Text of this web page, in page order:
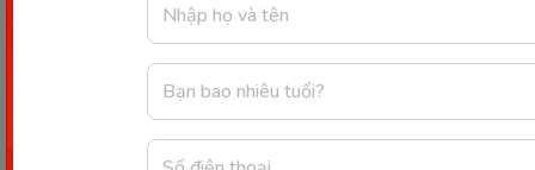
Ứng dụng của chùm sáng hội tụ: chùm sáng đi
song song đi qua gương cầu lõm thì chùm
phản xạ là chùm hội tụ như: kính hiển vi điện
tử, tia laser, kính lúp,...